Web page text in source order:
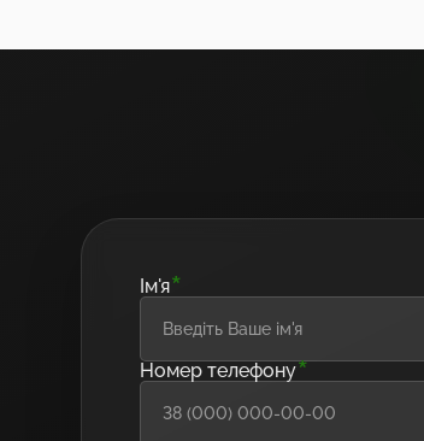
Ім'я*
Номер телефону*